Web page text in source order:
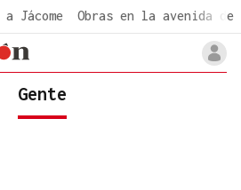
Jácome Obras en la avenida de
Gente